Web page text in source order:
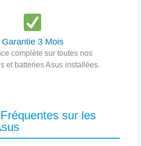
Garantie 3 Mois
complète sur toutes nos
et batteries Asus installées.
sur les